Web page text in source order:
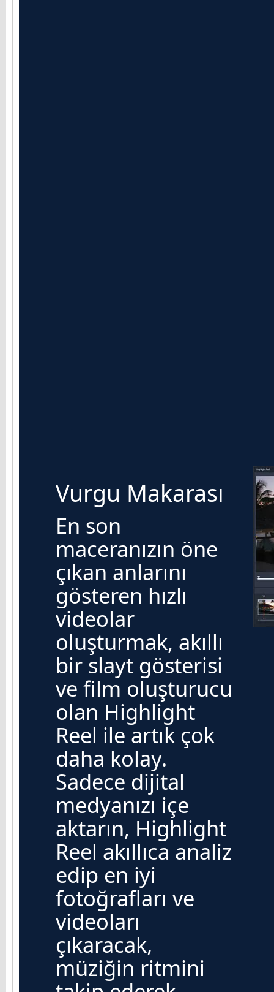
Vurgu Makarası
En son
maceranızın öne
çıkan anlarını
gösteren hızlı
videolar
oluşturmak, akıllı
bir slayt gösterisi
ve film oluşturucu
olan Highlight
Reel ile artık çok
daha kolay.
Sadece dijital
medyanızı içe
aktarın, Highlight
Reel akıllıca analiz
edip en iyi
fotoğrafları ve
videoları
çıkaracak,
müziğin ritmini